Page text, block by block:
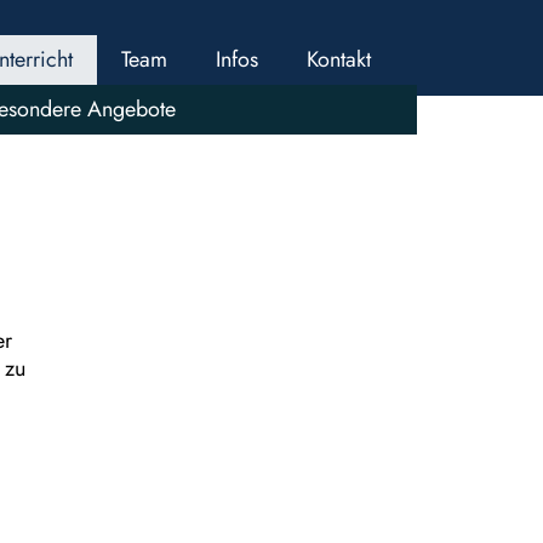
Angebote
Team Infos Kontakt